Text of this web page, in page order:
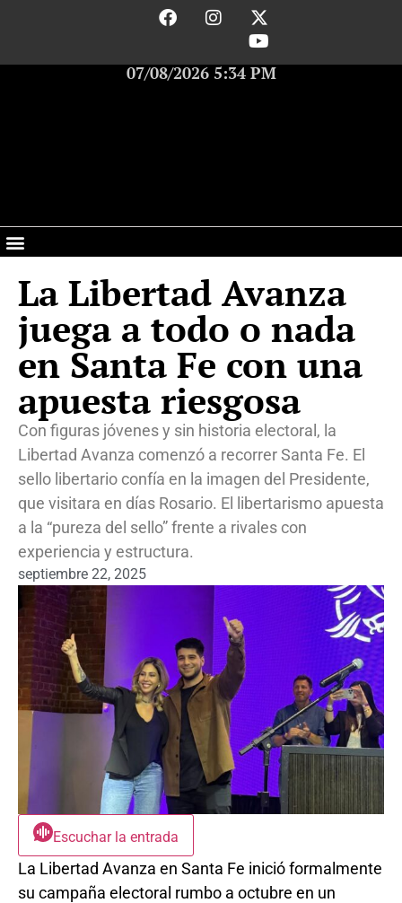
07/08/2026 5:34 PM
La Libertad Avanza
juega a todo o nada
en Santa Fe con una
apuesta riesgosa
Con figuras jóvenes y sin historia electoral, la
Libertad Avanza comenzó a recorrer Santa Fe. El
sello libertario confía en la imagen del Presidente,
que visitara en días Rosario. El libertarismo apuesta
a la “pureza del sello” frente a rivales con
experiencia y estructura.
septiembre 22, 2025
Escuchar la entrada
La Libertad Avanza en Santa Fe inició formalmente
su campaña electoral rumbo a octubre en un